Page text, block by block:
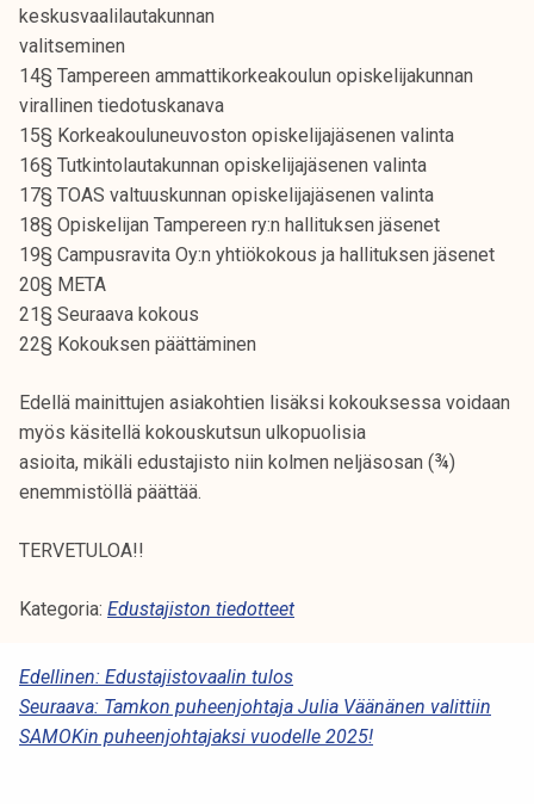
keskusvaalilautakunnan
valitseminen
14§ Tampereen ammattikorkeakoulun opiskelijakunnan
virallinen tiedotuskanava
15§ Korkeakouluneuvoston opiskelijajäsenen valinta
16§ Tutkintolautakunnan opiskelijajäsenen valinta
17§ TOAS valtuuskunnan opiskelijajäsenen valinta
18§ Opiskelijan Tampereen ry:n hallituksen jäsenet
19§ Campusravita Oy:n yhtiökokous ja hallituksen jäsenet
20§ META
21§ Seuraava kokous
22§ Kokouksen päättäminen
Edellä mainittujen asiakohtien lisäksi kokouksessa voidaan
myös käsitellä kokouskutsun ulkopuolisia
asioita, mikäli edustajisto niin kolmen neljäsosan (¾)
enemmistöllä päättää.
TERVETULOA!!
Kategoria: Edustajiston tiedotteet
A
R
Edellinen: Edustajistovaalin tulos
Seuraava: Tamkon puheenjohtaja Julia Väänänen valittiin
SAMOKin puheenjohtajaksi vuodelle 2025!